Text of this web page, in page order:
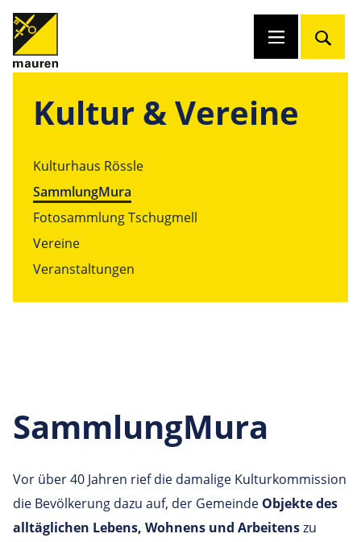
Kultur & Vereine
Kulturhaus Rössle
SammlungMura
Fotosammlung Tschugmell
Vereine
Veranstaltungen
SammlungMura
Vor über 40 Jahren rief die damalige Kulturkommission
die Bevölkerung dazu auf, der Gemeinde Objekte des
alltäglichen Lebens, Wohnens und Arbeitens zu